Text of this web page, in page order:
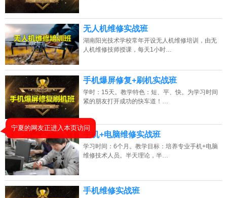
2026年8月8号_浙江_钟同学（133****5224）报名:
2026年8月8号_陕西_代同学（136****0245）报名:【手机维修培训班】
2026年8月8号_浙江_苏同学（157****2850）报名:【手机维修培训班】
无人机维修实战班
湖南阳光技术学校常年开设无人机维修培训，由无
人机维修技师授课，每天1小时…
手机爆屏修复+刷机实战班
学时：15天。教学特色：短、平、快。为学习时间
紧的朋友打开成功的快车道！…
手机+电脑维修实战班
学习时间：6个月。教学目标：培养专业手机+电脑
维修技术人员。半天理论，半…
手机维修实战班